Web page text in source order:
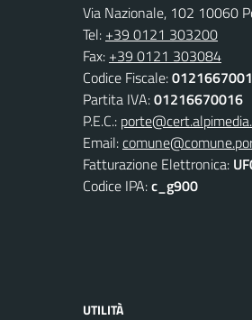
Via Nazionale, 102 10060
Tel: +39 0121 303200
Fax: +39 0121 303084
Codice Fiscale:
Partita IVA:01216670016
P.E.C.:
Email:
Fatturazione Elettronica:
Codice IPA:c_g900
UTILITÀ